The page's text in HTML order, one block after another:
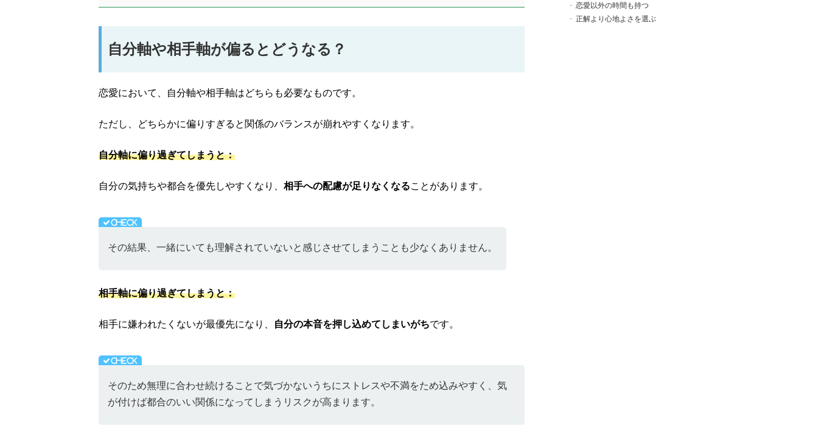
自分軸や相手軸が偏るとどうなる？
恋愛において、自分軸や相手軸はどちらも必要なものです。
ただし、どちらかに偏りすぎると関係のバランスが崩れやすくなります。
自分軸に偏り過ぎてしまうと：
自分の気持ちや都合を優先しやすくなり、 相手への配慮が足りなくなることがあります。
その結果、一緒にいても理解されていないと感じさせてしまうことも少なくありません。
相手軸に偏り過ぎてしまうと：
相手に嫌われたくないが最優先になり、 自分の本音を押し込めてしまいがちです。
そのため無理に合わせ続けることで気づかないうちにストレスや不満をため込みやすく、気
が付けば都合のいい関係になってしまうリスクが高まります。
恋愛以外の時間も持つ
正解より心地よさを選ぶ